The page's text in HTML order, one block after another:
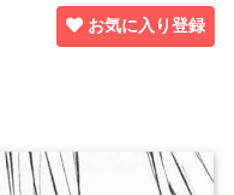
お気に入り登録